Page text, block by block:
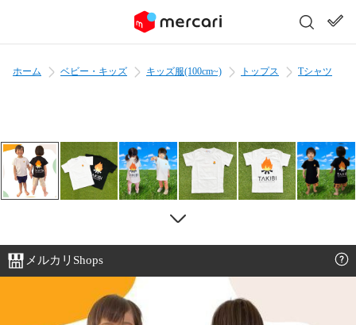
ホーム ベビー・キッズ キッズ服(100cm~) トップス Tシャツ
メルカリShops